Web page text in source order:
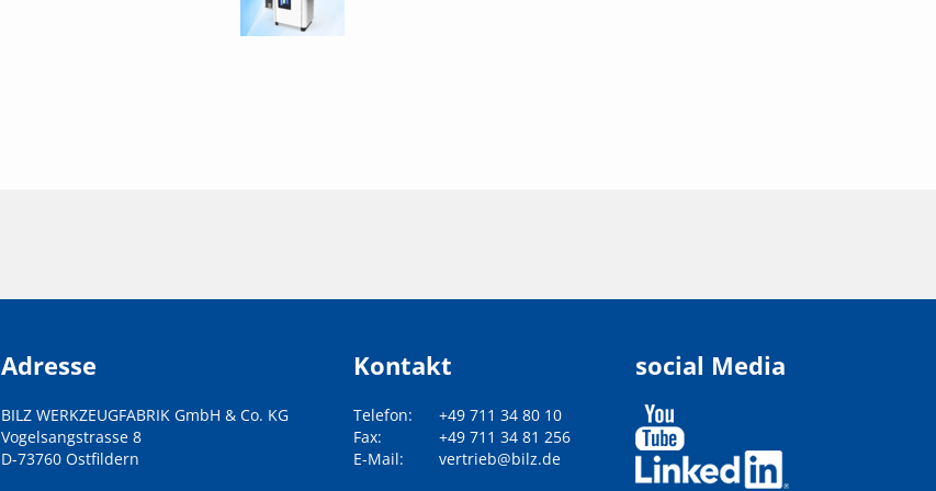
Adresse
BILZ WERKZEUGFABRIK GmbH & Co. KG
Vogelsangstrasse 8
D-73760 Ostfildern
Kontakt
Telefon:
+49 711 34 80 10
Fax:
+49 711 34 81 256
E-Mail:
vertrieb@bilz.de
social Media